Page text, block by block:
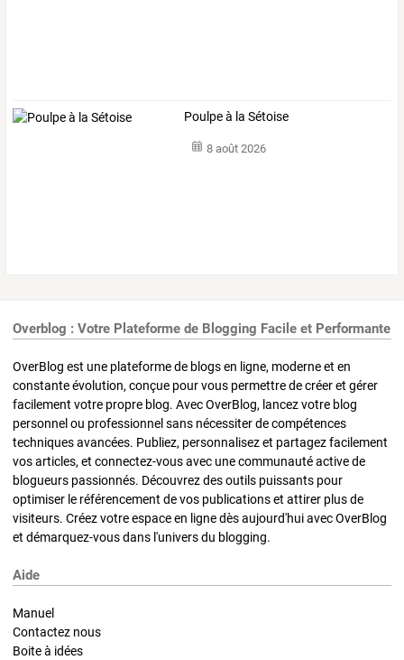
Poulpe à la Sétoise
8 août 2026
Overblog : Votre Plateforme de Blogging Facile et Performante
OverBlog est une plateforme de blogs en ligne, moderne et en
constante évolution, conçue pour vous permettre de créer et gérer
facilement votre propre blog. Avec OverBlog, lancez votre blog
personnel ou professionnel sans nécessiter de compétences
techniques avancées. Publiez, personnalisez et partagez facilement
vos articles, et connectez-vous avec une communauté active de
blogueurs passionnés. Découvrez des outils puissants pour
optimiser le référencement de vos publications et attirer plus de
visiteurs. Créez votre espace en ligne dès aujourd'hui avec OverBlog
et démarquez-vous dans l'univers du blogging.
Aide
Manuel
Contactez nous
Boite à idées